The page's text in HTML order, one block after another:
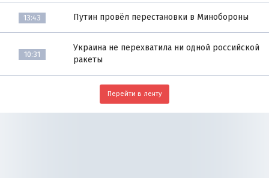
13:43 Путин провёл перестановки в Минобороны
10:31
Украина не перехватила ни одной российской
ракеты
Перейти в ленту